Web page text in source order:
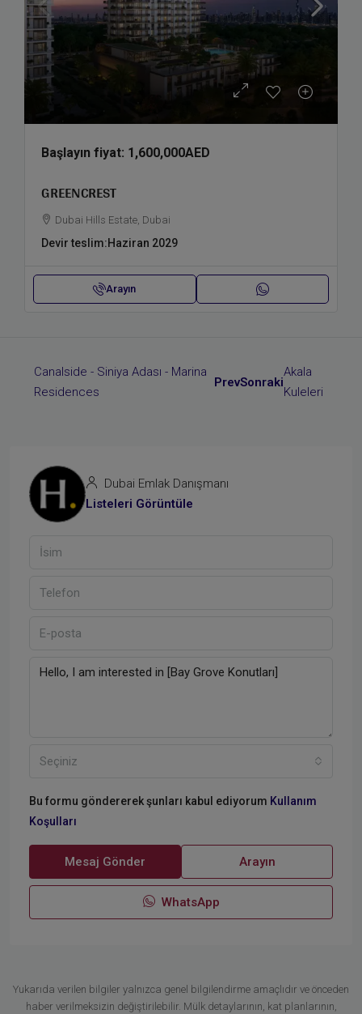
Başlayın fiyat: 1,600,000AED
GREENCREST
Dubai Hills Estate, Dubai
Devir teslim:Haziran 2029
Arayın
PrevSonraki
Dubai Emlak Danışmanı
Listeleri Görüntüle
Seçiniz
Bu formu göndererek şunları kabul ediyorum Kullanım
Koşulları
Mesaj Gönder Arayın
WhatsApp
Yukarıda verilen bilgiler yalnızca genel bilgilendirme amaçlıdır ve önceden
haber verilmeksizin değiştirilebilir. Mülk detaylarının, kat planlarının,